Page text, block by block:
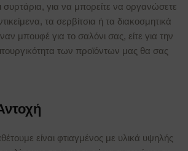
για να μπορείτε να οργανώσετε
τα σερβίτσια ή τα διακοσμητικά
μπουφέ για το σαλόνι σας, είτε για την
των προϊόντων μας θα σας
είναι φτιαγμένος με υλικά υψηλής